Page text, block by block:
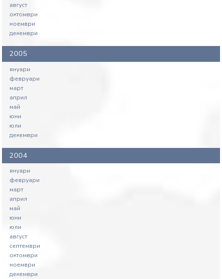
август
октомври
ноември
декември
2005
януари
февруари
март
април
май
юни
юли
декември
2004
януари
февруари
март
април
май
юни
юли
август
септември
октомври
ноември
декември